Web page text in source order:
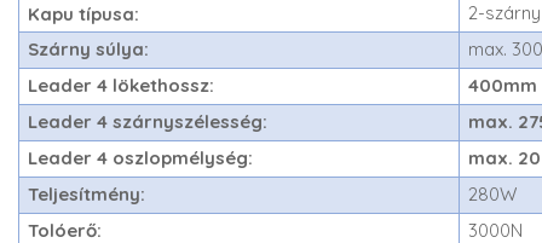
Kapu típusa:
2-
Szárny súlya:
max.
Leader 4 lökethossz:
400mm
Leader 4 szárnyszélesség:
max.
Leader 4 oszlopmélység:
max.
Teljesítmény:
280W
Tolóerő:
3000N